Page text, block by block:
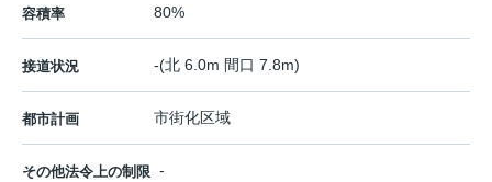
容積率 80%
接道状況 -(北 6.0m 間口 7.8m)
都市計画 市街化区域
その他法令上の制限 -